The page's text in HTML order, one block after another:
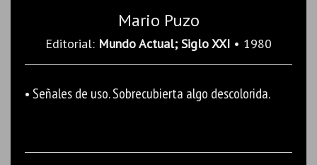
Mario Puzo
Editorial: Mundo Actual; Siglo XXI • 1980
• Señales de uso. Sobrecubierta algo descolorida.